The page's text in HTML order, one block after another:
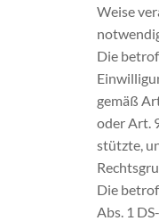
Weise
Die
gemäß
oder Art.
stützte,
Die
Abs. 1